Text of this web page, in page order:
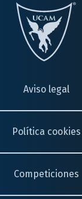
Aviso legal
Política cookies
Competiciones